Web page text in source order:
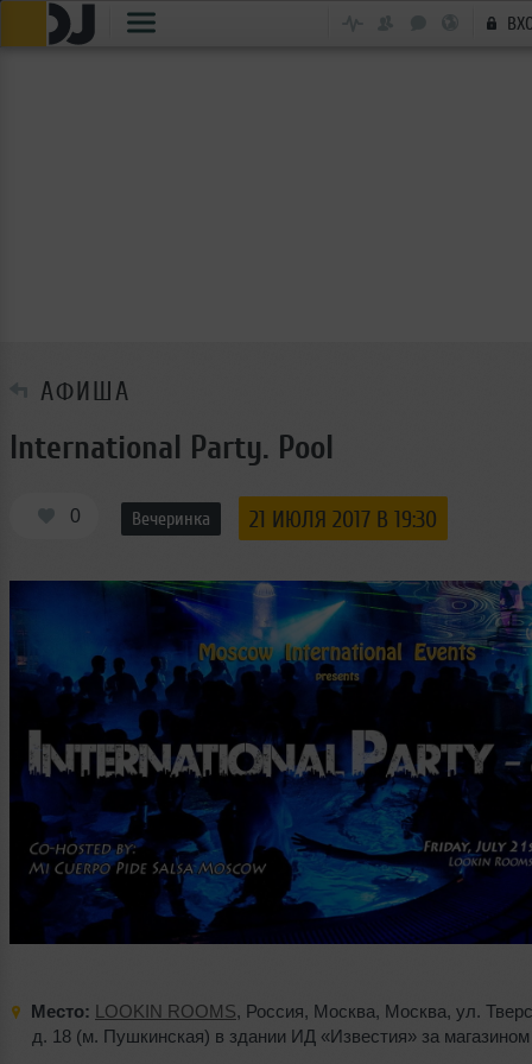
АФИША
International Party. Pool
0 Вечеринка 21 ИЮЛЯ 2017 В 19:30
Место: LOOKIN ROOMS, Россия, Москва, Москва, ул.
д. 18 (м. Пушкинская) в здании ИД «Известия» за